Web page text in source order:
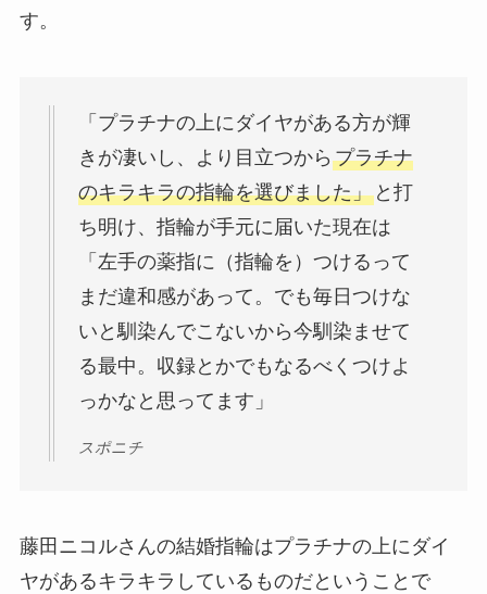
す。
「プラチナの上にダイヤがある方が輝
きが凄いし、より目立つから プラチナ
のキラキラの指輪を選びました」と打
ち明け、指輪が手元に届いた現在は
「左手の薬指に（指輪を）つけるって
まだ違和感があって。でも毎日つけな
いと馴染んでこないから今馴染ませて
る最中。収録とかでもなるべくつけよ
っかなと思ってます」
スポニチ
藤田ニコルさんの結婚指輪はプラチナの上にダイ
ヤがあるキラキラしているものだということで